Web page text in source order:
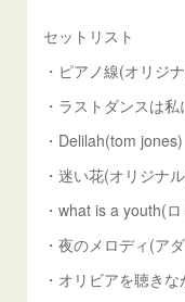
セットリスト
・ピアノ線(オリジ
・ラストダンスは
・Delilah(tom jones)
・迷い花(オリジナ
・what is a youth(
・夜のメロディ(ア
・オリビアを聴き